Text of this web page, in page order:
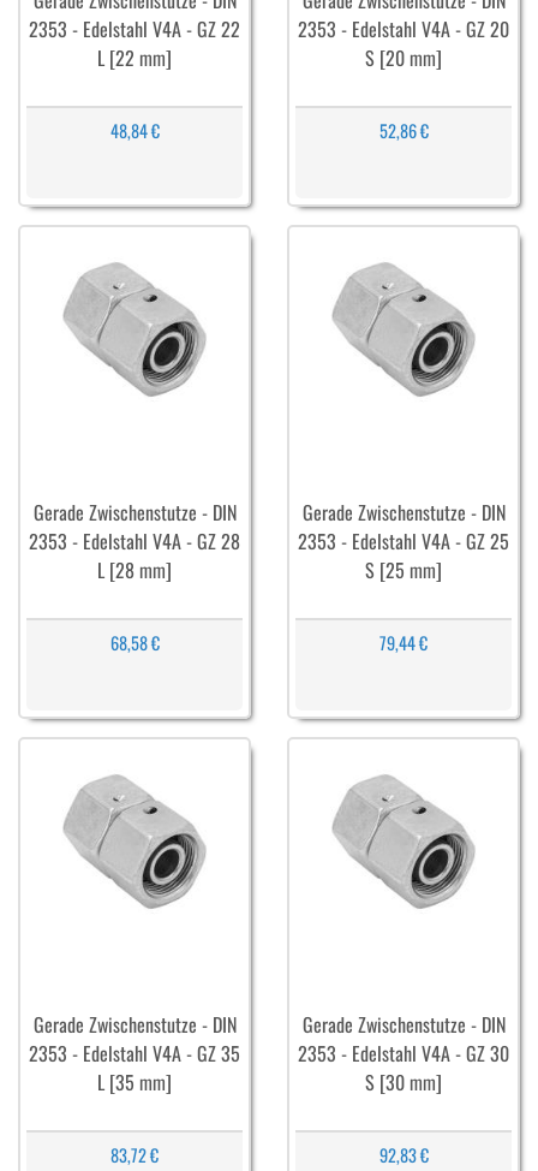
2353 - Edelstahl V4A - GZ 22
L [22 mm]
48,84 €
2353 - Edelstahl V4A - GZ 20
S [20 mm]
52,86 €
Gerade Zwischenstutze - DIN
2353 - Edelstahl V4A - GZ 28
L [28 mm]
68,58 €
Gerade Zwischenstutze - DIN
2353 - Edelstahl V4A - GZ 25
S [25 mm]
79,44 €
Gerade Zwischenstutze - DIN
2353 - Edelstahl V4A - GZ 35
L [35 mm]
83,72 €
Gerade Zwischenstutze - DIN
2353 - Edelstahl V4A - GZ 30
S [30 mm]
92,83 €